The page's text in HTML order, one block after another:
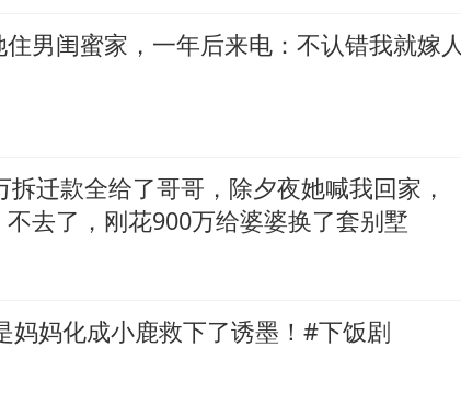
男闺蜜家，一年后来电：不认错我就嫁人
拆迁款全给了哥哥，除夕夜她喊我回家，
去了，刚花900万给婆婆换了套别墅
妈妈化成小鹿救下了诱墨！#下饭剧